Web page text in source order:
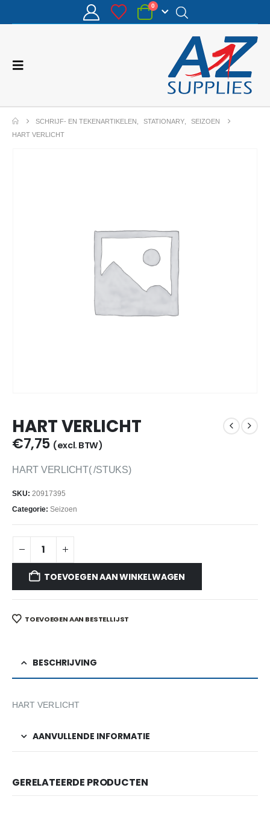
0
SCHRIJF- EN TEKENARTIKELEN STATIONARY
SEIZOEN
HART VERLICHT
HART VERLICHT
€7,75 (excl. BTW)
HART VERLICHT( /STUKS)
SKU: 20917395
Categorie: Seizoen
TOEVOEGEN AAN WINKELWAGEN
TOEVOEGEN AAN BESTELLIJST
BESCHRIJVING
HART VERLICHT
AANVULLENDE INFORMATIE
GERELATEERDE PRODUCTEN